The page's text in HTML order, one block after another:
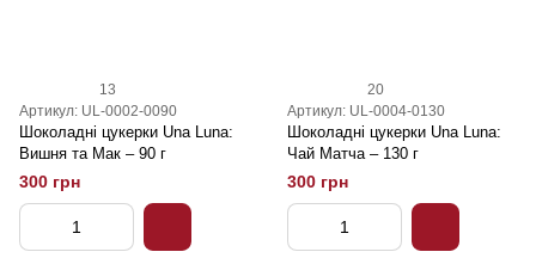
13
Артикул: UL-0002-0090
Шоколадні цукерки Una Luna:
Вишня та Мак – 90 г
300 грн
20
Артикул: UL-0004-0130
Шоколадні цукерки Una Luna:
Чай Матча – 130 г
300 грн